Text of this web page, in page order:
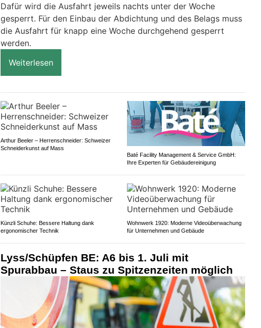
Dafür wird die Ausfahrt jeweils nachts unter der Woche
gesperrt. Für den Einbau der Abdichtung und des Belags muss
die Ausfahrt für knapp eine Woche durchgehend gesperrt
werden.
Weiterlesen
Arthur Beeler – Herrenschneider: Schweizer
Schneiderkunst auf Mass
Baté Facility Management & Service GmbH:
Ihre Experten für Gebäudereinigung
Künzli Schuhe: Bessere Haltung dank
ergonomischer Technik
Wohnwerk 1920: Moderne Videoüberwachung
für Unternehmen und Gebäude
Lyss/Schüpfen BE: A6 bis 1. Juli mit
Spurabbau – Staus zu Spitzenzeiten möglich